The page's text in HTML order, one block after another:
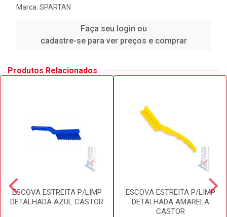
Marca: SPARTAN
Faça seu login ou
cadastre-se para ver preços e comprar
Produtos Relacionados
ESCOVA ESTREITA P/LIMP
DETALHADA AZUL CASTOR
ESCOVA ESTREITA P/LIMP
DETALHADA AMARELA
CASTOR